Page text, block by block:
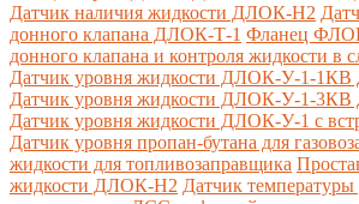
Датчик наличия жидкости ДЛОК-Н2
донного клапана ДЛОК-Т-1 Фланец
донного клапана и контроля жидкости в
Датчик уровня жидкости ДЛОК-У-1-1КВ
Датчик уровня жидкости ДЛОК-У-1-3КВ
Датчик уровня жидкости ДЛОК-У-1 с
Датчик уровня пропан-бутана для
жидкости для топливозаправщика
жидкости ДЛОК-Н2 Датчик